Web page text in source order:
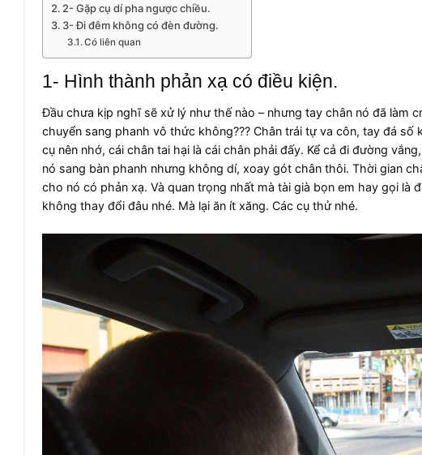
2- Gặp cụ dí pha ngược chiều.
3- Đi đêm không có đèn đường.
Có liên quan
1- Hình thành phản xạ có điều kiện.
Đầu chưa kịp nghĩ sẽ xử lý như thế nào – nhưng tay chân nó đã làm
chuyển sang phanh vô thức không??? Chân trái tự va côn, tay đá
cụ nên nhớ, cái chân tai hại là cái chân phải đấy. Kể cả đi đường
nó sang bàn phanh nhưng không dí, xoay gót chân thôi. Thời gian
cho nó có phản xạ. Và quan trọng nhất mà tài già bọn em hay gọi là
không thay đổi đâu nhé. Mà lại ăn ít xăng. Các cụ thử nhé.​